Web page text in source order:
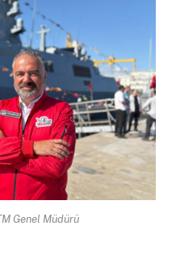
Genel Müdürü